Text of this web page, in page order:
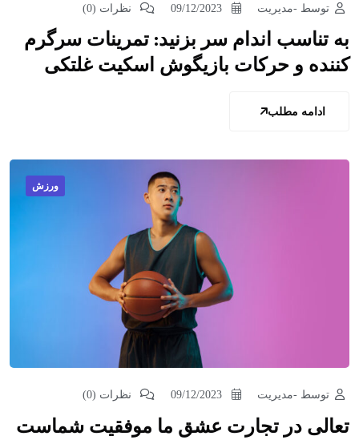
توسط -مدیریت 09/12/2023 نظرات (0)
به تناسب اندام سر بزنید: تمرینات سرگرم
کننده و حرکات بازیگوش اسکیت غلتکی
ادامه مطلب
ورزش
توسط -مدیریت 09/12/2023 نظرات (0)
تعالی در تجارت عشق ما موفقیت شماست